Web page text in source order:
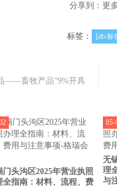
分享到： 更
标签： [db:标
——畜牧产品”9%开具
门头沟区2025年营业执照
全指南：材料、流程、费
无
理
与
05-